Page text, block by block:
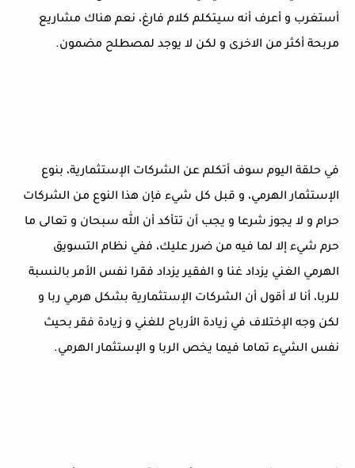
أستغرب و أعرف أنه سيتكلم كلام فارغ، نعم هناك مشاريع
مربحة أكثر من الاخرى و لكن لا يوجد لمصطلح مضمون.
في حلقة اليوم سوف أتكلم عن الشركات الإستثمارية، بنوع
الإستثمار الهرمي، و قبل كل شيء فإن هذا النوع من الشركات
حرام و لا يجوز شرعا و يجب أن تتأكد أن الله سبحان و تعالى ما
حرم شيء إلا لما فيه من ضرر عليك، ففي نظام التسويق
الهرمي الغني يزداد غنا و الفقير يزداد فقرا نفس الأمر بالنسبة
للربا، أنا لا أقول أن الشركات الإستثمارية بشكل هرمي ربا و
لكن وجه الإختلاف في زيادة الأرباح للغني و زيادة فقر بحيث
نفس الشيء تماما فيما يخص الربا و الإستثمار الهرمي.